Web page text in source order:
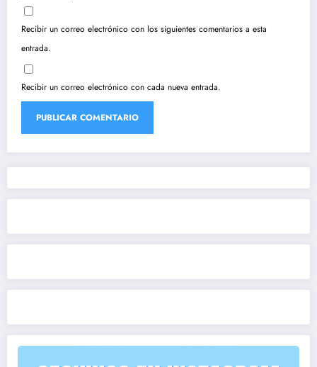
Recibir un correo electrónico con los siguientes comentarios a esta
entrada.
Recibir un correo electrónico con cada nueva entrada.